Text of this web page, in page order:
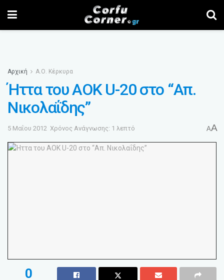
Αρχική Α.Ο. Κέρκυρα
Ήττα του ΑΟΚ U-20 στο “Απ.
Νικολαΐδης”
5 Μαΐου 2012 Χρόνος Ανάγνωσης: 1 λεπτό AA
0